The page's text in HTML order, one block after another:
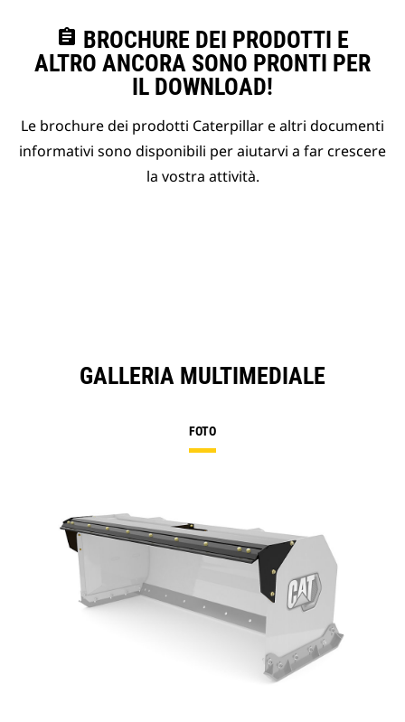
assignment BROCHURE DEI PRODOTTI E
ALTRO ANCORA SONO PRONTI PER
IL DOWNLOAD!
Le brochure dei prodotti Caterpillar e altri documenti
informativi sono disponibili per aiutarvi a far crescere
la vostra attività.
GALLERIA MULTIMEDIALE
FOTO